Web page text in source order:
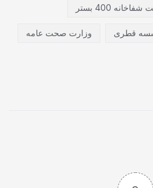
400 بستر
قطری وزارت صحت عامه